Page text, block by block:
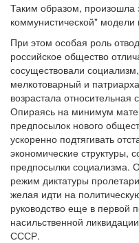
Таким образом, произошла
коммунистической" модели
При этом особая роль
российское общество
сосуществовали
мелкотоварный и
возрастала относительная
Опираясь на минимум
предпосылок нового
ускоренно подтягивать
экономические
предпосылки социализма.
режим диктатуры
желая идти на
руководство еще в первой
насильственной
СССР.